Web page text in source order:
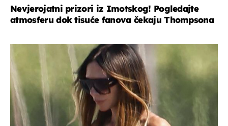
Nevjerojatni prizori iz Imotskog! Pogledajte
atmosferu dok tisuće fanova čekaju Thompsona